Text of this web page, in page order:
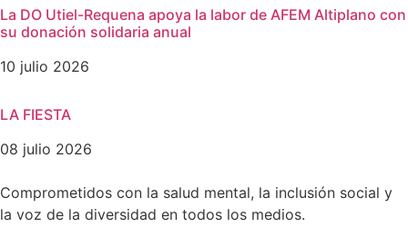
La DO Utiel-Requena apoya la labor de AFEM Altiplano con
su donación solidaria anual
10 julio 2026
LA FIESTA
08 julio 2026
Comprometidos con la salud mental, la inclusión social y
la voz de la diversidad en todos los medios.